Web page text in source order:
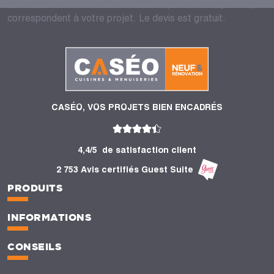
correspondent à votre projet. Le devis est gratuit.
CASÉO, VOS PROJETS BIEN ENCADRÉS
4,4/5
de satisfaction client
2 753 Avis certifiés Guest Suite
PRODUITS
INFORMATIONS
CONSEILS